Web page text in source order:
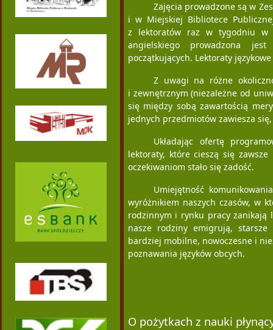
Zajęcia prowadzone są w
i w Miejskiej Bibliotece
z lektoratów raz w tygodniu w
angielskiego prowadzona
początkujących. Lektoraty
Z uwagi na różne
i zewnętrznym (niezależne od
się między sobą zawartością
jednych przedmiotów zawiesza
Układając ofertę
lektoraty, które cieszą się
oczekiwaniom stało się zadość.
Umiejętność
wyróżnikiem naszych czasów, w
rodzinnym i rynku pracy zanikają
nasze rodziny emigrują,
bardziej mobilne, nowoczesne i
poznawania języków obcych.
O pożytkach z nauki